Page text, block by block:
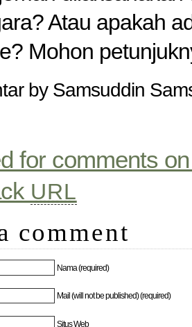
Atau apakah
Mohon
by Samsuddin
for comments
URL
comment
Nama (required)
Mail (will not be published) (required)
Situs Web